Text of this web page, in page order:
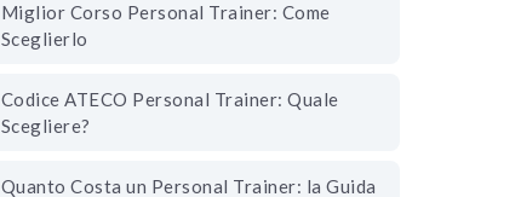
Miglior Corso Personal Trainer: Come
Sceglierlo
Codice ATECO Personal Trainer: Quale
Scegliere?
Quanto Costa un Personal Trainer: la Guida